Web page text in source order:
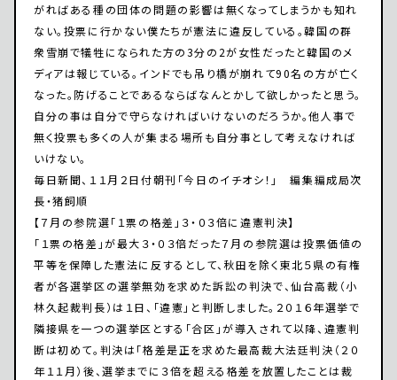
がればある種の団体の問題の影響は無くなってしまうかも知れ
ない。投票に行かない僕たちが憲法に違反している。韓国の群
衆雪崩で犠牲になられた方の3分の2が女性だったと韓国のメ
ディアは報じている。インドでも吊り橋が崩れて90名の方が亡く
なった。防げることであるならばなんとかして欲しかったと思う。
自分の事は自分で守らなければいけないのだろうか。他人事で
無く投票も多くの人が集まる場所も自分事として考えなければ
いけない。
毎日新聞、１１月２日付朝刊「今日のイチオシ！」 編集編成局次
長・猪飼順
【７月の参院選「１票の格差」３・０３倍に違憲判決】
「１票の格差」が最大３・０３倍だった７月の参院選は投票価値の
平等を保障した憲法に反するとして、秋田を除く東北５県の有権
者が各選挙区の選挙無効を求めた訴訟の判決で、仙台高裁（小
林久起裁判長）は１日、「違憲」と判断しました。２０１６年選挙で
隣接県を一つの選挙区とする「合区」が導入されて以降、違憲判
断は初めて。判決は「格差是正を求めた最高裁大法廷判決（２０
年１１月）後、選挙までに３倍を超える格差を放置したことは裁